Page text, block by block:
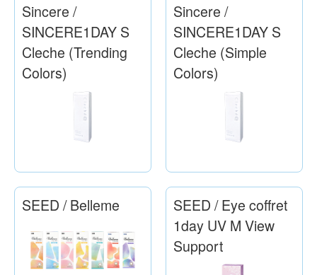
Sincere /
SINCERE1DAY S
Cleche (Trending
Colors)
Sincere /
SINCERE1DAY S
Cleche (Simple
Colors)
SEED / Belleme
SEED / Eye coffret
1day UV M View
Support